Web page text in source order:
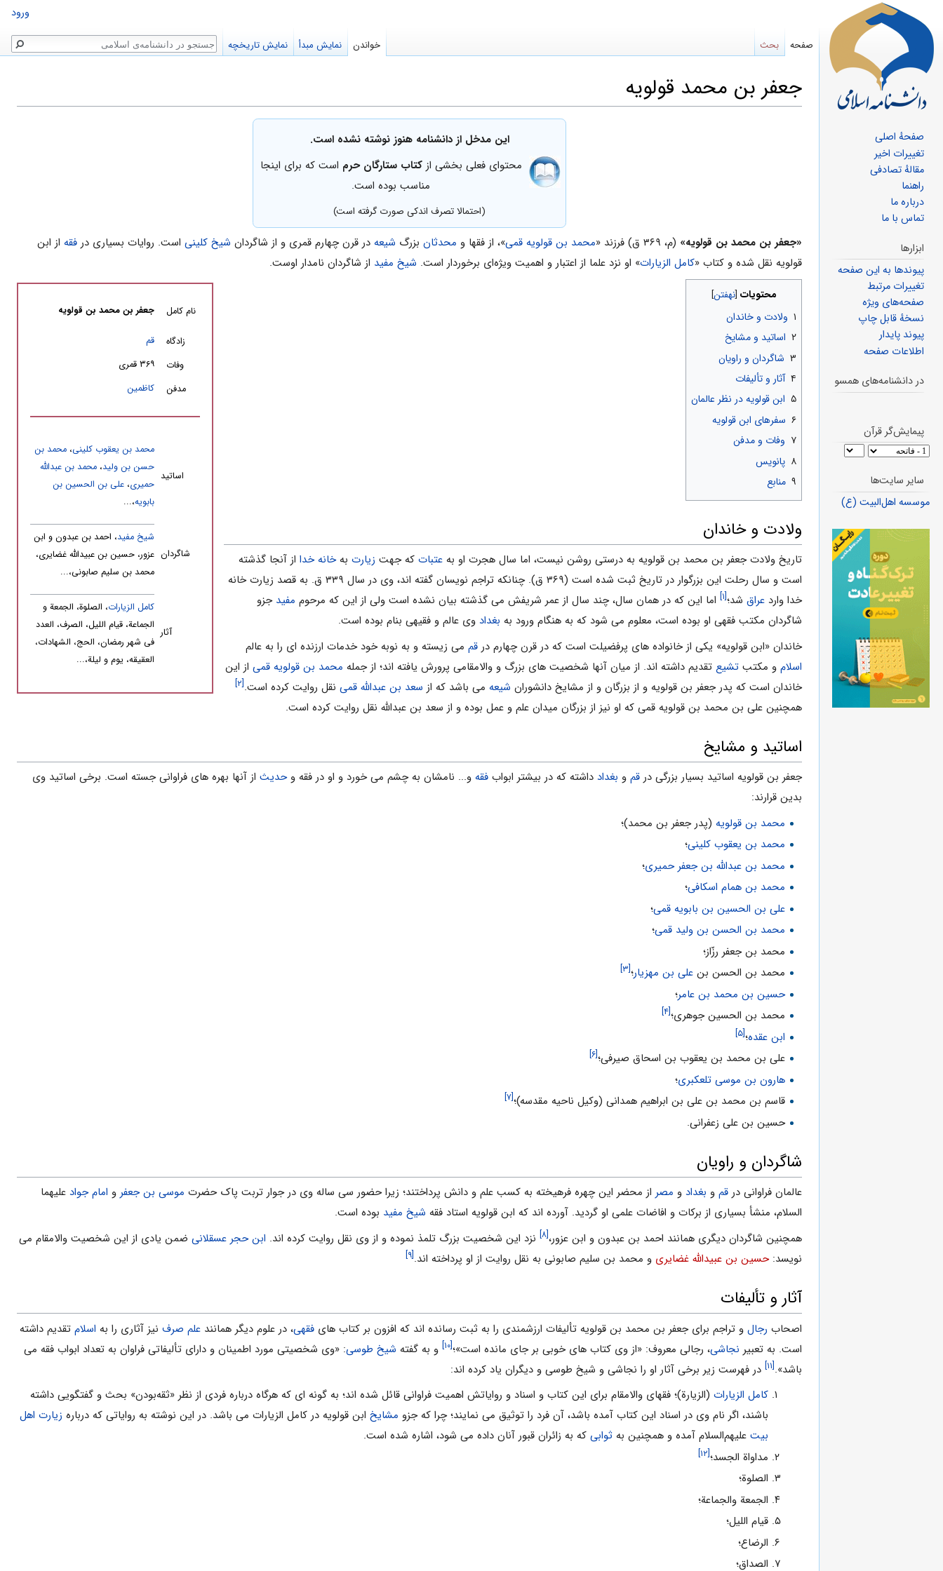
جعفر بن محمد قولویه
این مدخل از دانشنامه هنوز نوشته نشده است.
محتوای فعلی بخشی ازکتاب ستارگان حرم است که برای اینجا
مناسب بوده است.
(احتمالا تصرف اندکی صورت گرفته است)
«جعفر بن محمد بن قولویه» (م، ۳۶۹ ق) فرزند « محمد بن قولویه قمی»، از فقها و محدثان بزرگ شیعه در قرن چهارم قمری و از شاگردان شیخ کلینی است. روایات بسیارى در فقه از ابن
قولویه نقل شده و کتاب «کامل الزیارات» او نزد علما از اعتبار و اهمیت ویژه‌ای برخوردار است. شیخ مفید از شاگردان نامدار اوست.
نام کامل جعفر بن محمد بن قولویه
زادگاه
قم
وفات
۳۶۹ قمری
مدفن
کاظمین
اساتید
محمد بن یعقوب کلینی، محمد بن
حسن بن ولید، محمد بن عبدالله
حمیرى، على بن الحسین بن
بابویه،...
شاگردان
شیخ مفید، احمد بن عبدون و ابن
عزور، حسین بن عبیدالله غضایرى،
محمد بن سلیم صابونى،...
آثار
کامل الزیارات، الصلوة، الجمعة و
الجماعة، قیام اللیل، الصرف، العدد
فى شهر رمضان، الحج، الشهادات،
العقیقه، یوم و لیلة،...
محتویات
۱ ولادت و خاندان
۲ اساتید و مشایخ
۳ شاگردان و راویان
۴ آثار و تألیفات
۵ ابن قولویه در نظر عالمان
۶ سفرهاى ابن قولویه
۷ وفات و مدفن
۸ پانویس
۹ منابع
ولادت و خاندان
تاریخ ولادت جعفر بن محمد بن قولویه به درستى روشن نیست، اما سال هجرت او به عتبات که جهت زیارت بهخانه خدا از آنجا گذشته
است و سال رحلت این بزرگوار در تاریخ ثبت شده است (۳۶۹ ق). چنانکه تراجم نویسان گفته اند، وى در سال ۳۳۹ ق. به قصد زیارت خانه
خدا وارد عراق شد؛[۱] اما این که در همان سال، چند سال از عمر شریفش مى گذشته بیان نشده است ولى از این که مرحوم مفید جزو
شاگردان مکتب فقهى او بوده است، معلوم مى شود که به هنگام ورود به بغداد وى عالم و فقیهى بنام بوده است.
خاندان «ابن قولویه» یکى از خانواده هاى پرفضیلت است که در قرن چهارم در قم مى زیسته و به نوبه خود خدمات ارزنده اى را به عالم
اسلام و مکتب تشیع تقدیم داشته اند. از میان آنها شخصیت هاى بزرگ و والامقامى پرورش یافته اند؛ از جمله محمد بن قولویه قمى از این
خاندان است که پدر جعفر بن قولویه و از بزرگان و از مشایخ دانشوران شیعه مى باشد که از سعد بن عبدالله قمى نقل روایت کرده است.[۲]
همچنین على بن محمد بن قولویه قمى که او نیز از بزرگان میدان علم و عمل بوده و از سعد بن عبدالله نقل روایت کرده است.
اساتید و مشایخ
جعفر بن قولویه اساتید بسیار بزرگى در قم و بغداد داشته که در بیشتر ابواب فقه و... نامشان به چشم مى خورد و او در فقه وحدیث از آنها بهره هاى فراوانى جسته است. برخی اساتید وى
بدین قرارند:
محمد بن قولویه(پدر جعفر بن محمد)؛
محمد بن یعقوب کلینى؛
محمد بن عبدالله بن جعفر حمیرى؛
محمد بن همام اسکافی؛
على بن الحسین بن بابویه قمی؛
محمد بن الحسن بن ولید قمى؛
محمد بن جعفر رزّاز؛
محمد بن الحسن بن على بن مهزیار؛[۳]
حسین بن محمد بن عامر؛
محمد بن الحسین جوهرى؛[۴]
ابن عقده؛[۵]
على بن محمد بن یعقوب بن اسحاق صیرفى؛[۶]
هارون بن موسى تلعکبرى؛
قاسم بن محمد بن على بن ابراهیم همدانى (وکیل ناحیه مقدسه)؛[۷]
حسین بن على زعفرانى.
شاگردان و راویان
عالمان فراوانى در قم و بغداد و مصر از محضر این چهره فرهیخته به کسب علم و دانش پرداختند؛ زیرا حضور سى ساله وى در جوار تربت پاک حضرت موسى بن جعفر و امام جواد علیهما
السلام، منشأ بسیارى از برکات و افاضات علمى او گردید. آورده اند که ابن قولویه استاد فقه شیخ مفید بوده است.
همچنین شاگردان دیگرى همانند احمد بن عبدون و ابن عزور،[۸] نزد این شخصیت بزرگ تلمذ نموده و از وى نقل روایت کرده اند. ابن حجر عسقلانى ضمن یادى از این شخصیت والامقام مى
نویسد:حسین بن عبیدالله غضایرى و محمد بن سلیم صابونى به نقل روایت از او پرداخته اند.[۹]
آثار و تألیفات
اصحاب رجال و تراجم براى جعفر بن محمد بن قولویه تألیفات ارزشمندى را به ثبت رسانده اند که افزون بر کتاب هاى فقهى، در علوم دیگر همانند علم صرف نیز آثارى را به اسلام تقدیم داشته
است. به تعبیر نجاشى، رجالى معروف: «از وى کتاب هاى خوبى بر جاى مانده است»؛[۱۰] و به گفته شیخ طوسى: «وى شخصیتى مورد اطمینان و داراى تألیفاتى فراوان به تعداد ابواب فقه مى
باشد».[۱۱]
در فهرست زیر برخی آثار او را نجاشى و شیخ طوسى و دیگران یاد کرده اند:
کامل الزیارات(الزیارة)؛ فقهاى والامقام براى این کتاب و اسناد و روایاتش اهمیت فراوانى قائل شده اند؛ به گونه اى که هرگاه درباره فردى از نظر «ثقه‌بودن» بحث و گفتگویى داشته
باشند، اگر نام وى در اسناد این کتاب آمده باشد، آن فرد را توثیق مى نمایند؛ چرا که جزو مشایخابن قولویه در کامل الزیارات مى باشد. در این نوشته به روایاتى که درباره زیارت اهل
بیتعلیهم‌السلام آمده و همچنین به ثوابىکه به زائران قبور آنان داده مى شود، اشاره شده است.
مداواة الجسد؛[۱۲]
الصلوة؛
الجمعة والجماعة؛
قیام اللیل؛
الرضاع؛
الصداق؛
ورود
صفحه بحث خواندن نمایش مبدأ نمایش تاریخچه جستجو
صفحهٔ اصلی
تغییرات اخیر
مقالهٔ تصادفی
راهنما
درباره ما
تماس با ما
ابزارها
پیوندها به این صفحه
تغییرات مرتبط
صفحه‌های ویژه
نسخهٔ قابل چاپ
پیوند پایدار
اطلاعات صفحه
در دانشنامه‌های همسو
پیمایش‌گر قرآن
سایر سایت‌ها
موسسه اهل‌البیت (ع)